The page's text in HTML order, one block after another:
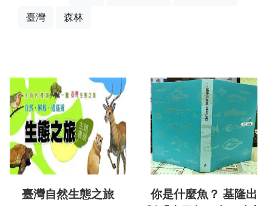
臺灣 森林
臺灣自然生態之旅
你是什麼魚？ 基隆出